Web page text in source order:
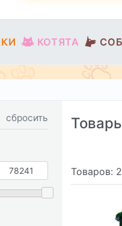
КОТЯТА
сбросить
Товаров: 2